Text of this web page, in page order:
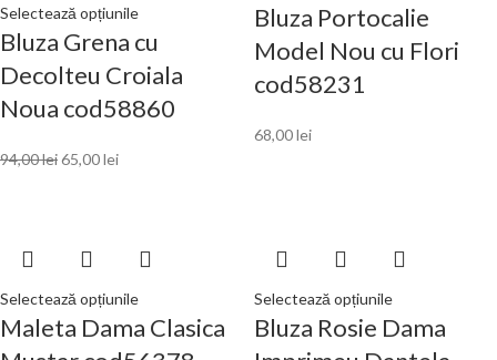
Selectează opțiunile
Bluza Grena cu
Decolteu Croiala
Noua cod58860
94,00lei65,00lei
Bluza Portocalie
Model Nou cu Flori
cod58231
68,00lei
Selectează opțiunile
Maleta Dama Clasica
Selectează opțiunile
Bluza Rosie Dama